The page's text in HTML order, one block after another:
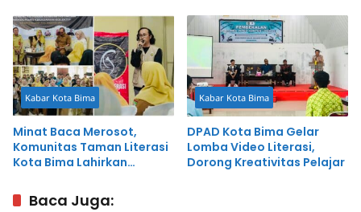
Literasi dan Riset
Kabar Kota Bima
Minat Baca Merosot,
Komunitas Taman Literasi
Kota Bima Lahirkan
Kabar Kota Bima
DPAD Kota Bima Gelar
Lomba Video Literasi,
Dorong Kreativitas Pelajar
Baca Juga: